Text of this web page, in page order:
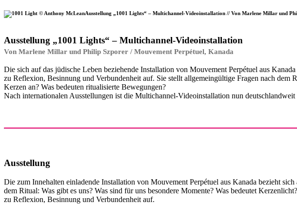
Ausstellung „1001 Lights“ – Multichannel-Videoinstallation // Von Marlene Millar und
Ausstellung „1001 Lights“ – Multichannel-Videoinstallation
Von Marlene Millar und Philip Szporer / Mouvement Perpétuel, Kanada
Die sich auf das jüdische Leben beziehende Installation von Mouvement Perpétuel aus
zu Reflexion, Besinnung und Verbundenheit auf. Sie stellt allgemeingültige Fragen nach dem
Kerzen an? Was bedeuten ritualisierte Bewegungen?
Nach internationalen Ausstellungen ist die Multichannel-Videoinstallation nun
Ausstellung
Die zum Innehalten einladende Installation von Mouvement Perpétuel aus Kanada bezieht
dem Ritual: Was gibt es uns? Was sind für uns besondere Momente? Was bedeutet
zu Reflexion, Besinnung und Verbundenheit auf.